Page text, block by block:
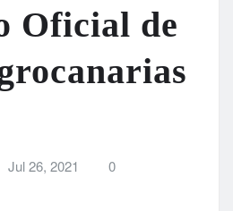
Oficial de
Jul 26, 2021 0